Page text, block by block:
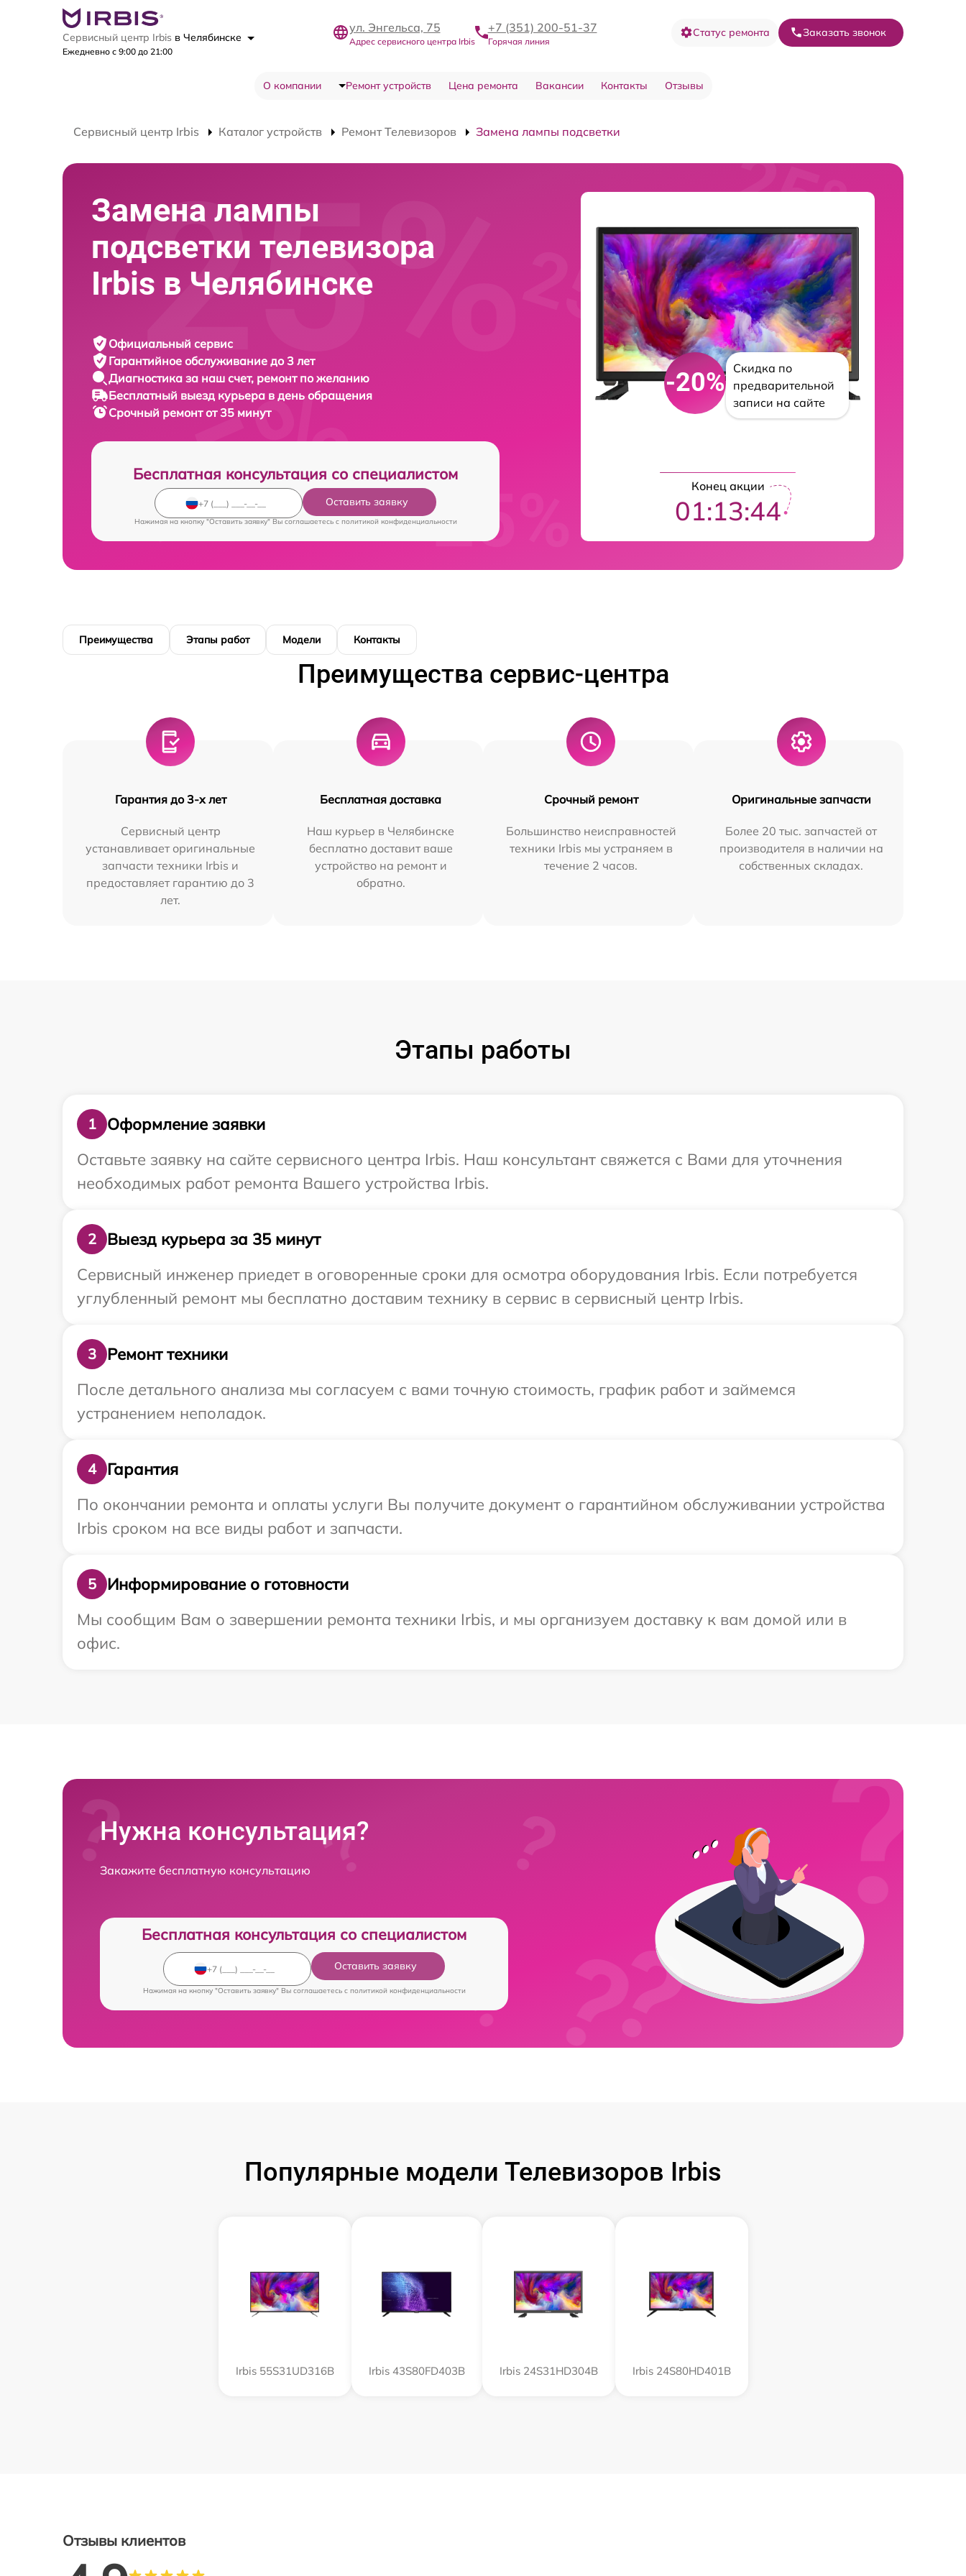
Сервисный центр Irbis в Челябинске
Ежедневно с 9:00 до 21:00
ул. Энгельса, 75
Адрес сервисного центра Irbis
+7 (351) 200-51-37
Горячая линия
Статус ремонта Заказать звонок
О компании Ремонт устройств Цена ремонта Вакансии Контакты Отзывы
Сервисный центр Irbis Каталог устройств Ремонт Телевизоров Замена лампы подсветки
Замена лампы
подсветки телевизора
Irbis в Челябинске
Официальный сервис
Гарантийное обслуживание до 3 лет
Диагностика за наш счет, ремонт по желанию
Бесплатный выезд курьера в день обращения
Срочный ремонтот 35 минут
Бесплатная консультация со специалистом
Оставить заявку
Нажимая на кнопку "Оставить заявку" Вы соглашаетесь c политикой конфиденциальности
-20%
Скидка по
предварительной
записи на сайте
Конец акции
01:13:43
Преимущества Этапы работ Модели Контакты
Преимущества сервис-центра
Гарантия до 3-х лет
Сервисный центр
устанавливает оригинальные
запчасти техники Irbis и
предоставляет гарантию до 3
лет.
Бесплатная доставка
Наш курьер в Челябинске
бесплатно доставит ваше
устройство на ремонт и
обратно.
Срочный ремонт
Большинство неисправностей
техники Irbis мы устраняем в
течение 2 часов.
Оригинальные запчасти
Более 20 тыс. запчастей от
производителя в наличии на
собственных складах.
Этапы работы
1
Оформление заявки
Оставьте заявку на сайте сервисного центра Irbis. Наш консультант свяжется с Вами для уточнения
необходимых работ ремонта Вашего устройства Irbis.
2
Выезд курьера за 35 минут
Сервисный инженер приедет в оговоренные сроки для осмотра оборудования Irbis. Если потребуется
углубленный ремонт мы бесплатно доставим технику в сервис в сервисный центр Irbis.
3
Ремонт техники
После детального анализа мы согласуем с вами точную стоимость, график работ и займемся
устранением неполадок.
4
Гарантия
По окончании ремонта и оплаты услуги Вы получите документ о гарантийном обслуживании устройства
Irbis сроком на все виды работ и запчасти.
5
Информирование о готовности
Мы сообщим Вам о завершении ремонта техники Irbis, и мы организуем доставку к вам домой или в
офис.
Нужна консультация?
Закажите бесплатную консультацию
Бесплатная консультация со специалистом
Оставить заявку
Нажимая на кнопку "Оставить заявку" Вы соглашаетесь c политикой конфиденциальности
Популярные модели Телевизоров Irbis
Irbis 55S31UD316B Irbis 43S80FD403B Irbis 24S31HD304B Irbis 24S80HD401B
Отзывы клиентов